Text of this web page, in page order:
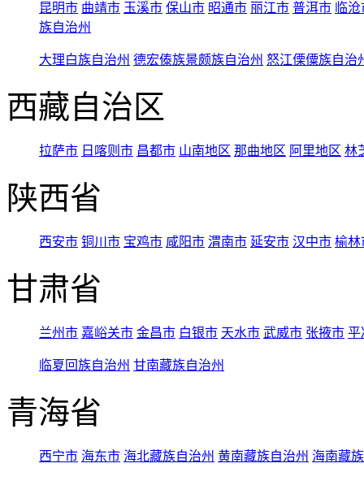
昆明市 曲靖市 玉溪市 保山市 昭通市 丽江市 普洱市 临
族自治州
大理白族自治州 德宏傣族景颇族自治州 怒江傈僳族自治
西藏自治区
拉萨市 日喀则市 昌都市 山南地区 那曲地区 阿里地区 林
陕西省
西安市 铜川市 宝鸡市 咸阳市 渭南市 延安市 汉中市 榆林
甘肃省
兰州市 嘉峪关市 金昌市 白银市 天水市 武威市 张掖市 平
临夏回族自治州 甘南藏族自治州
青海省
西宁市 海东市 海北藏族自治州 黄南藏族自治州 海南藏